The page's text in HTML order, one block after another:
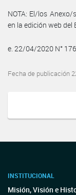
NOTA: El/los
en la edición web
e. 22/04/2020 N°
Fecha de publicación
INSTITUCIONAL
Misión, Visión e